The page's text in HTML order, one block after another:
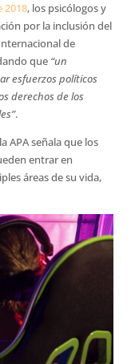
2018, los psicólogos y
por la inclusión del
de
que “un
esfuerzos políticos
derechos de los
.
APA señala que los
entrar en
áreas de su vida,